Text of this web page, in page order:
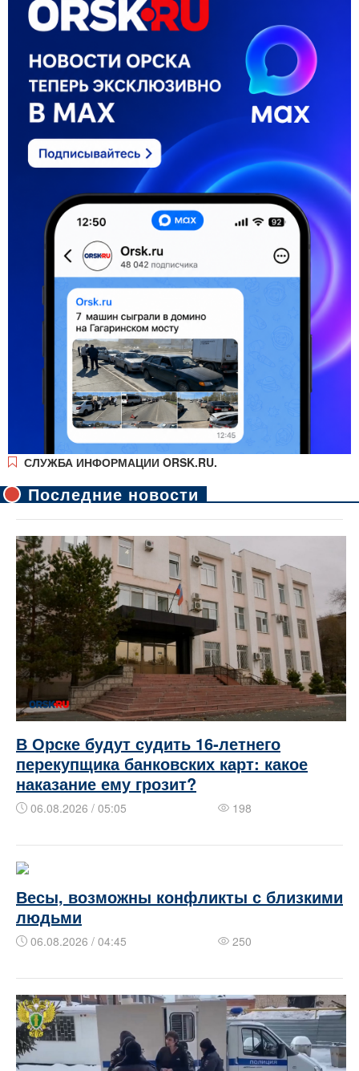
СЛУЖБА ИНФОРМАЦИИ ORSK.RU.
Последние новости
В Орске будут судить 16‑летнего
перекупщика банковских карт: какое
наказание ему грозит?
06.08.2026 / 05:05 198
Весы, возможны конфликты с близкими
людьми
06.08.2026 / 04:45 250